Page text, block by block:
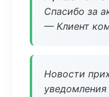
Спасибо за
— Клиент
Новости